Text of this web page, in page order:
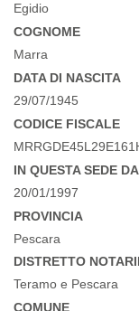
Egidio
COGNOME
Marra
DATA DI NASCITA
29/07/1945
CODICE FISCALE
IN QUESTA SEDE
20/01/1997
PROVINCIA
Pescara
DISTRETTO
Teramo e Pescara
COMUNE